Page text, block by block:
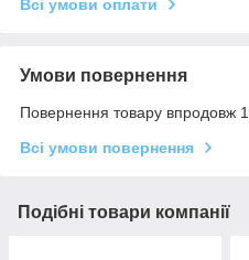
Всі умови оплати
Умови повернення
Повернення товару впродовж
Всі умови повернення
Подібні товари компанії